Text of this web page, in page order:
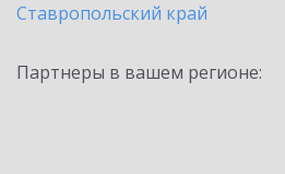
Ставропольский край
Партнеры в вашем регионе: